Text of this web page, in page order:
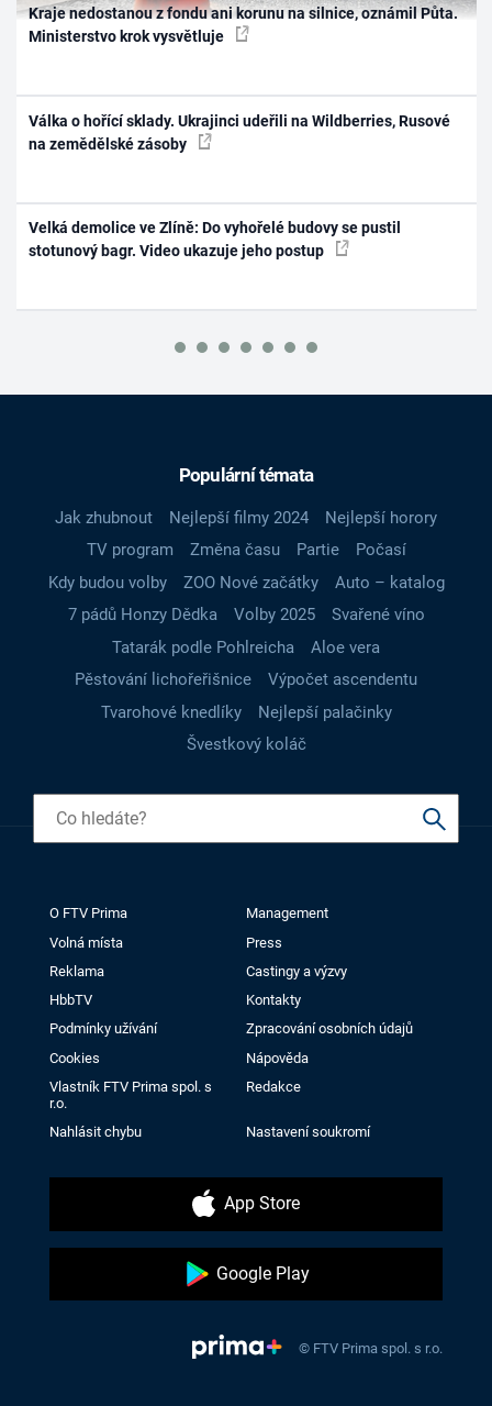
Kraje nedostanou z fondu ani korunu na silnice, oznámil Půta.
Ministerstvo krok vysvětluje
Válka o hořící sklady. Ukrajinci udeřili na Wildberries, Rusové
na zemědělské zásoby
Velká demolice ve Zlíně: Do vyhořelé budovy se pustil
stotunový bagr. Video ukazuje jeho postup
Populární témata
Jak zhubnout Nejlepší filmy 2024
Nejlepší horory
TV program
Změna času Partie
Počasí
Kdy budou volby
ZOO Nové začátky
Auto – katalog
7 pádů Honzy Dědka
Volby 2025
Svařené víno
Tatarák podle Pohlreicha
Aloe vera
Pěstování lichořeřišnice
Výpočet ascendentu
Tvarohové knedlíky
Nejlepší palačinky
Švestkový koláč
O FTV Prima
Management
Volná místa
Press
Reklama
Castingy a výzvy
HbbTV
Kontakty
Podmínky užívání
Zpracování osobních údajů
Cookies
Nápověda
Vlastník FTV Prima spol. s
r.o.
Redakce
Nahlásit chybu Nastavení soukromí
App Store
Google Play
© FTV Prima spol. s r.o.